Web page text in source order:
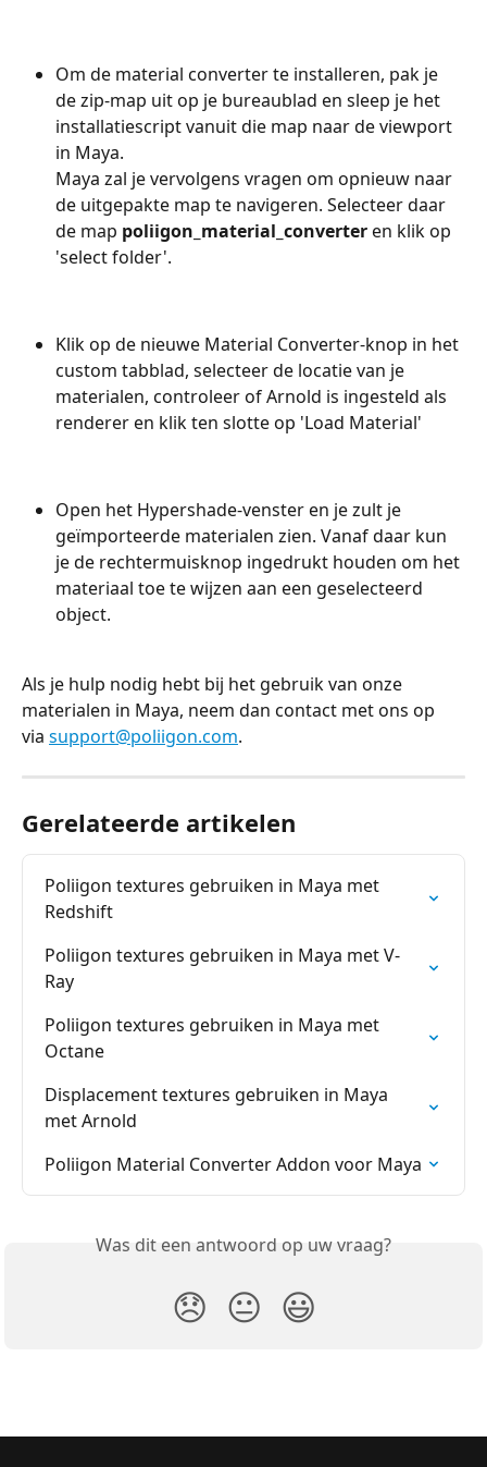
Om de material converter te installeren, pak je
de zip-map uit op je bureaublad en sleep je het
installatiescript vanuit die map naar de viewport
in Maya.
Maya zal je vervolgens vragen om opnieuw naar
de uitgepakte map te navigeren. Selecteer daar
de map poliigon_material_converter en klik op
'select folder'.
Klik op de nieuwe Material Converter-knop in het
custom tabblad, selecteer de locatie van je
materialen, controleer of Arnold is ingesteld als
renderer en klik ten slotte op 'Load Material'
Open het Hypershade-venster en je zult je
geïmporteerde materialen zien. Vanaf daar kun
je de rechtermuisknop ingedrukt houden om het
materiaal toe te wijzen aan een geselecteerd
object.
Als je hulp nodig hebt bij het gebruik van onze
materialen in Maya, neem dan contact met ons op
via support@poliigon.com.
Gerelateerde artikelen
Poliigon textures gebruiken in Maya met
Redshift
Poliigon textures gebruiken in Maya met V-
Ray
Poliigon textures gebruiken in Maya met
Octane
Displacement textures gebruiken in Maya
met Arnold
Poliigon Material Converter Addon voor Maya
Was dit een antwoord op uw vraag?
😞 😐 😃